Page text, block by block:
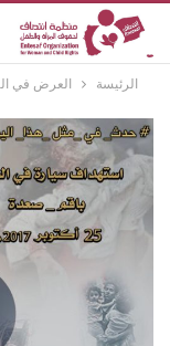
الرئيسة العرض في